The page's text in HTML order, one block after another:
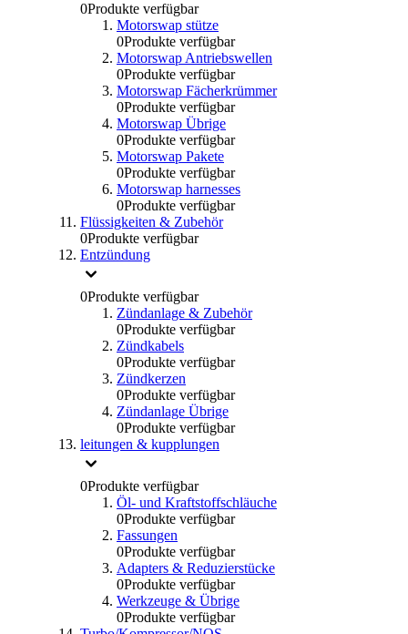
0Produkte verfügbar
Motorswap stütze
0Produkte verfügbar
Motorswap Antriebswellen
0Produkte verfügbar
Motorswap Fächerkrümmer
0Produkte verfügbar
Motorswap Übrige
0Produkte verfügbar
Motorswap Pakete
0Produkte verfügbar
Motorswap harnesses
0Produkte verfügbar
Flüssigkeiten & Zubehör
0Produkte verfügbar
Entzündung
0Produkte verfügbar
Zündanlage & Zubehör
0Produkte verfügbar
Zündkabels
0Produkte verfügbar
Zündkerzen
0Produkte verfügbar
Zündanlage Übrige
0Produkte verfügbar
leitungen & kupplungen
0Produkte verfügbar
Öl- und Kraftstoffschläuche
0Produkte verfügbar
Fassungen
0Produkte verfügbar
Adapters & Reduzierstücke
0Produkte verfügbar
Werkzeuge & Übrige
0Produkte verfügbar